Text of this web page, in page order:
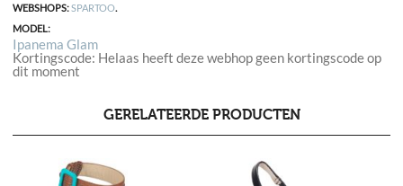
WEBSHOPS:SPARTOO.
MODEL:
Ipanema Glam
Kortingscode: Helaas heeft deze webhop geen kortingscode op
dit moment
GERELATEERDE PRODUCTEN